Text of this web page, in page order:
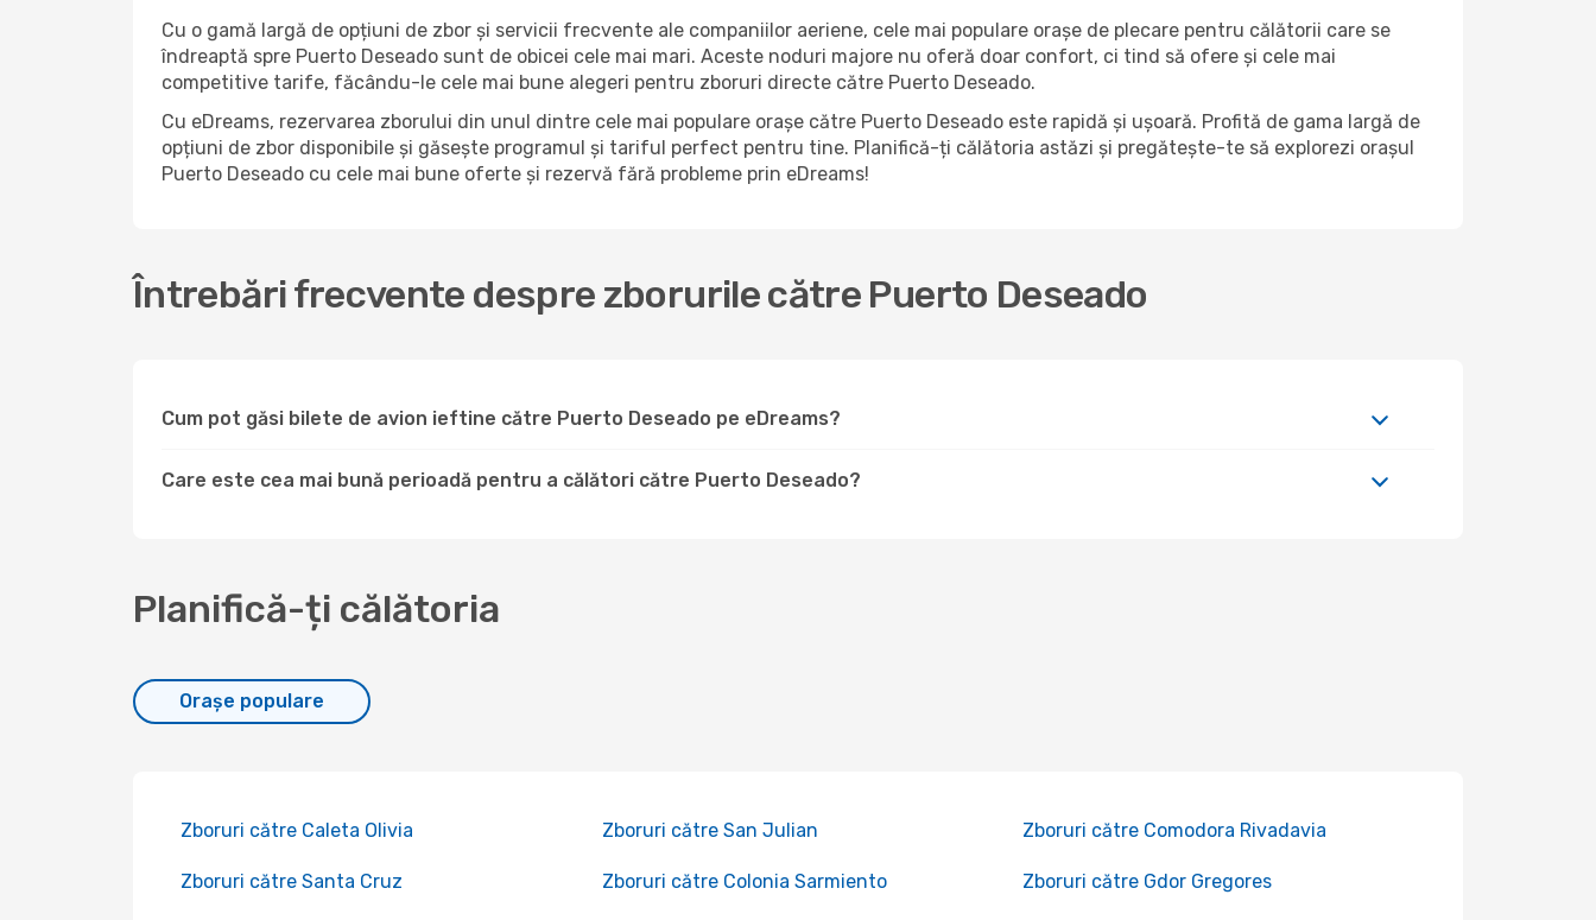
Cu o gamă largă de opțiuni de zbor și servicii frecvente ale companiilor aeriene, cele mai populare orașe de plecare pentru călătorii care se
îndreaptă spre Puerto Deseado sunt de obicei cele mai mari. Aceste noduri majore nu oferă doar confort, ci tind să ofere și cele mai
competitive tarife, făcându-le cele mai bune alegeri pentru zboruri directe către Puerto Deseado.
Cu eDreams, rezervarea zborului din unul dintre cele mai populare orașe către Puerto Deseado este rapidă și ușoară. Profită de gama largă de
opțiuni de zbor disponibile și găsește programul și tariful perfect pentru tine. Planifică-ți călătoria astăzi și pregătește-te să explorezi orașul
Puerto Deseado cu cele mai bune oferte și rezervă fără probleme prin eDreams!
Întrebări frecvente despre zborurile către Puerto Deseado
Cum pot găsi bilete de avion ieftine către Puerto Deseado pe eDreams?
Care este cea mai bună perioadă pentru a călători către Puerto Deseado?
Planifică-ți călătoria
Orașe populare
Zboruri către Caleta Olivia Zboruri către San Julian Zboruri către Comodora Rivadavia
Zboruri către Santa Cruz Zboruri către Colonia Sarmiento Zboruri către Gdor Gregores